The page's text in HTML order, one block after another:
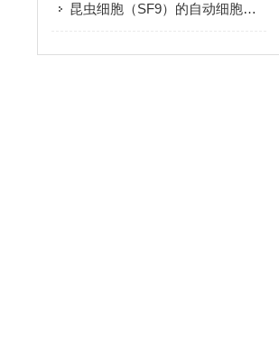
昆虫细胞（SF9）的自动细胞计数与活力测定：染色方法比较